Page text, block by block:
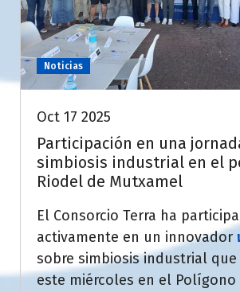
Noticias
Oct 17 2025
Participación en una
simbiosis industrial en el
Riodel de Mutxamel
El Consorcio Terra ha
activamente en un innovador
sobre simbiosis industrial
este miércoles en el